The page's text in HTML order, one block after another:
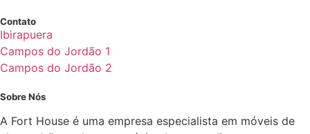
Contato
Ibirapuera
Campos do Jordão 1
Campos do Jordão 2
Sobre Nós
A Fort House é uma empresa especialista em móveis de